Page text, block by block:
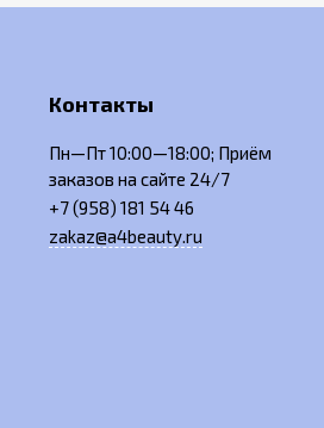
Контакты
Пн—Пт 10:00—18:00; Приём
заказов на сайте 24/7
+7 (958) 181 54 46
zakaz@a4beauty.ru